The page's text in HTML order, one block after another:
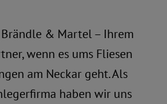
& Martel – Ihrem
wenn es ums Fliesen
am Neckar geht. Als
haben wir uns